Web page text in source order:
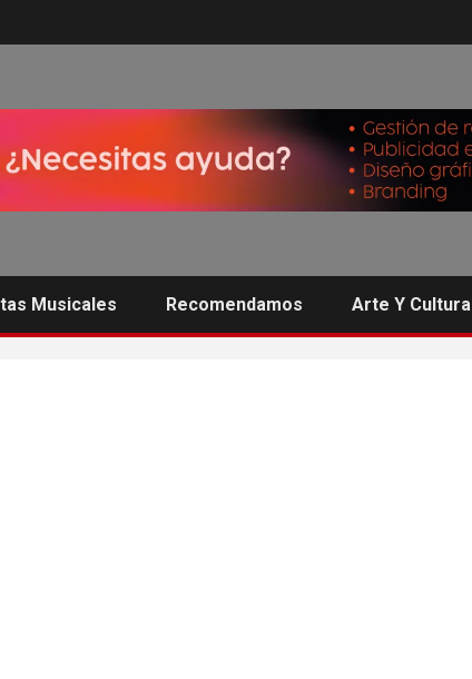
Musicales Recomendamos Arte Y Cultura